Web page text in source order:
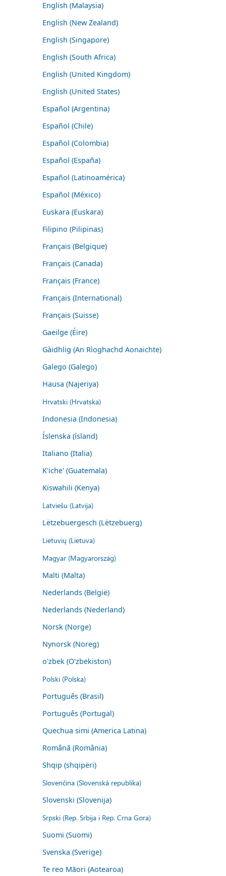
English (Malaysia)
English (New Zealand)
English (Singapore)
English (South Africa)
English (United Kingdom)
English (United States)
Español (Argentina)
Español (Chile)
Español (Colombia)
Español (España)
Español (Latinoamérica)
Español (México)
Euskara (Euskara)
Filipino (Pilipinas)
Français (Belgique)
Français (Canada)
Français (France)
Français (International)
Français (Suisse)
Gaeilge (Éire)
Gàidhlig (An Rìoghachd Aonaichte)
Galego (Galego)
Hausa (Najeriya)
Hrvatski (Hrvatska)
Indonesia (Indonesia)
Íslenska (ísland)
Italiano (Italia)
K'iche' (Guatemala)
Kiswahili (Kenya)
Latviešu (Latvija)
Lëtzebuergesch (Lëtzebuerg)
Lietuvių (Lietuva)
Magyar (Magyarország)
Malti (Malta)
Nederlands (België)
Nederlands (Nederland)
Norsk (Norge)
Nynorsk (Noreg)
o'zbek (O'zbekiston)
Polski (Polska)
Português (Brasil)
Português (Portugal)
Quechua simi (America Latina)
Română (România)
Shqip (shqipëri)
Slovenčina (Slovenská republika)
Slovenski (Slovenija)
Srpski (Rep. Srbija i Rep. Crna Gora)
Suomi (Suomi)
Svenska (Sverige)
Te reo Māori (Aotearoa)